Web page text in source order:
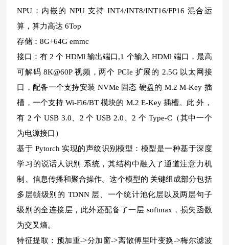
NPU：内嵌的 NPU 支持 INT4/INT8/INT16/FP16 混合运
算，算力高达 6Top
存储：8G+64G emmc
接口：有 2 个 HDMl 输出端口,1 个输入 HDMl 端口，最高
可解码 8K@60P 视频，两个 PCIe 扩展的 2.5G 以太网接
口，配备一个支持安装 NVMe 固态 硬盘的 M.2 M-Key 插
槽，一个支持 Wi-Fi6/BT 模块的 M.2 E-Key 插槽。此 外，
有 2 个 USB 3.0、2 个 USB 2.0、2 个 Type-C（其中一个
为电源接口）
基于 Pytorch 实现的声纹识别模型：模型是一种基于深度
学习的说话人识别 系统，其结构中融入了通道注意力机
制、信息传播和聚合操作。这个模型的 关键组成部分包括
多层帧级别的 TDNN 层、一个统计池化层以及两层句子
级别的全连接层，此外还配备了一层 softmax，损失函数
为交叉熵。
特征提取：预加重->分加窗->离散傅里叶变换->梅尔滤波